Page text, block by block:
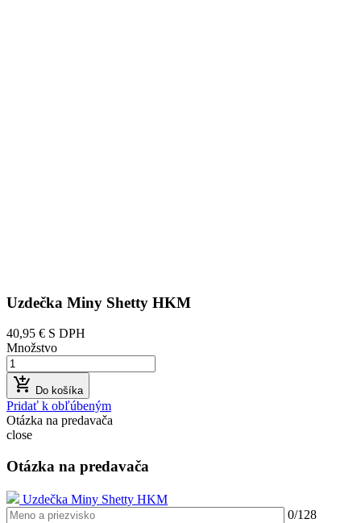
Uzdečka Miny Shetty HKM
40,95 € S DPH
Množstvo
 Do košíka
Pridať k obľúbeným
Otázka na predavača
close
Otázka na predavača
Uzdečka Miny Shetty HKM
0/128